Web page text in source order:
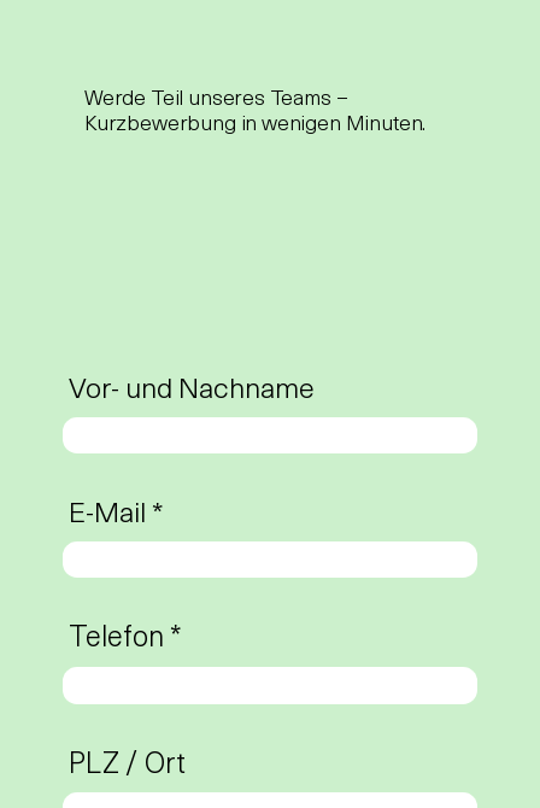
Werde Teil unseres Teams –
Kurzbewerbung in wenigen Minuten.
Vor- und Nachname
E-Mail
Telefon
PLZ / Ort